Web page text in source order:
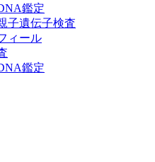
鑑定
子遺伝子検査
ィール
鑑定